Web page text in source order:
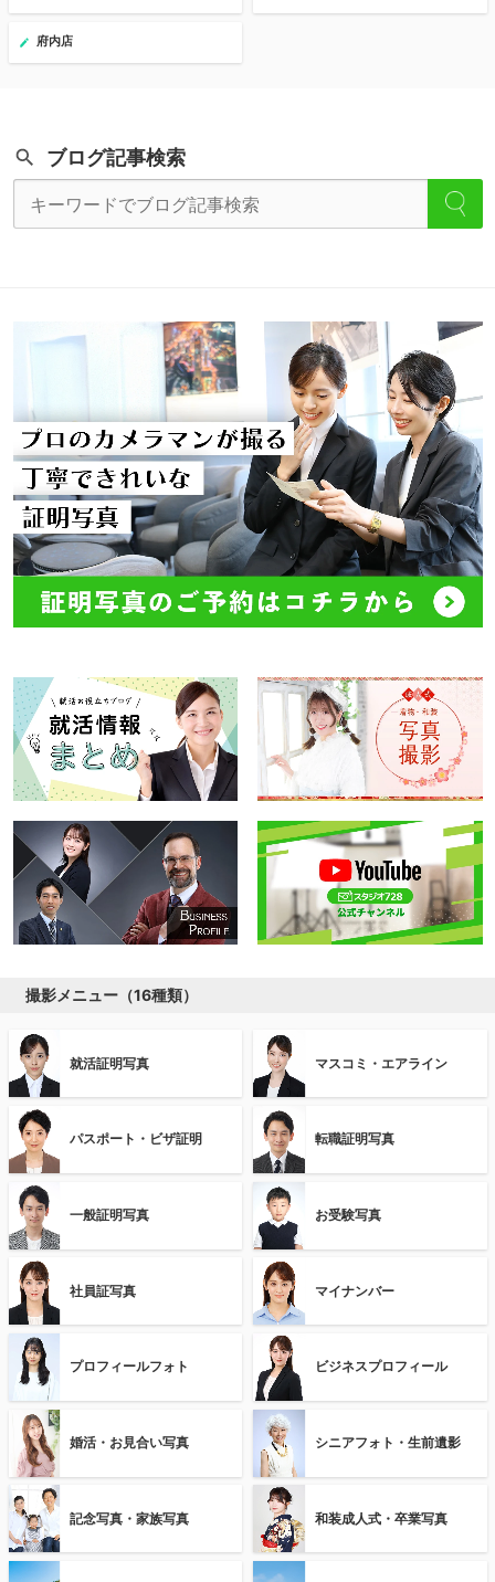
府内店
ブログ記事検索
撮影メニュー（16種類）
就活証明写真 マスコミ・エアライン
パスポート・ビザ証明 転職証明写真
一般証明写真 お受験写真
社員証写真 マイナンバー
プロフィールフォト ビジネスプロフィール
婚活・お見合い写真 シニアフォト・生前遺影
記念写真・家族写真 和装成人式・卒業写真